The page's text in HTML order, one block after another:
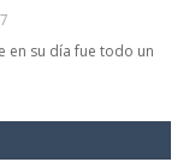
en su día fue todo un